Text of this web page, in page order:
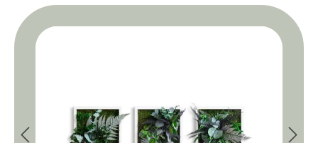
Bildergalerie überspringen